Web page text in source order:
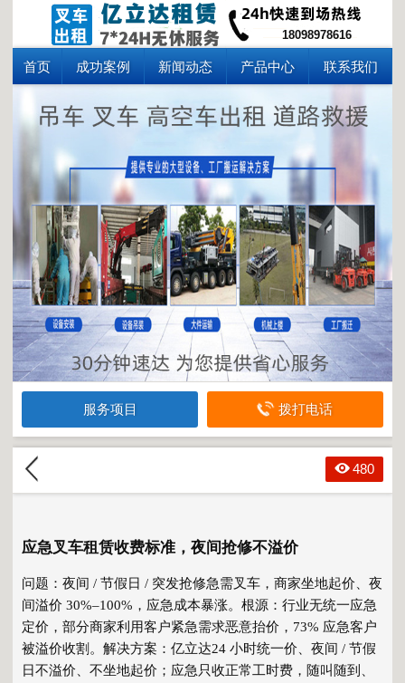
18098978616
首页 成功案例 新闻动态 产品中心 联系我们
服务项目 拨打电话
480
应急叉车租赁收费标准，夜间抢修不溢价
问题 ：夜间 / 节假日 / 突发抢修急需叉车，商家坐地起价、夜
间溢价 30%–100%，应急成本暴涨。 根源 ：行业无统一应急
定价，部分商家利用客户紧急需求恶意抬价， 73% 应急客户
被溢价收割 。 解决方案 ：亿立达24 小时统一价、夜间 / 节假
日不溢价、不坐地起价 ；应急只收正常工时费， 随叫随到、